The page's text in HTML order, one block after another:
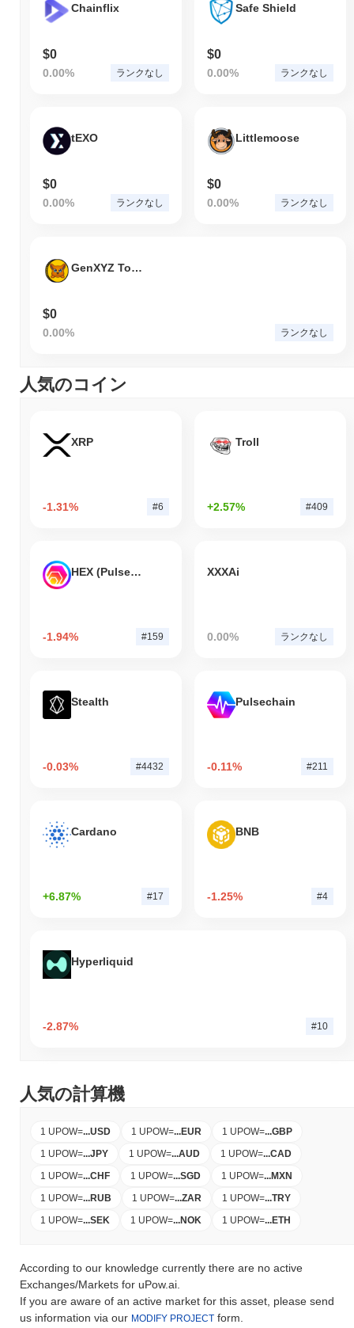
Chainflix
$0
0.00% ランクなし
Safe Shield
$0
0.00% ランクなし
tEXO
$0
0.00% ランクなし
Littlemoose
$0
0.00% ランクなし
GenXYZ Token
$0
0.00% ランクなし
人気のコイン
XRP
-1.31% #6
Troll
+2.57% #409
HEX (Pulsechain)
-1.94% #159
XXXAi
0.00% ランクなし
Stealth
-0.03% #4432
Pulsechain
-0.11% #211
Cardano
+6.87% #17
BNB
-1.25% #4
Hyperliquid
-2.87% #10
人気の計算機
1 UPOW=...USD 1 UPOW=...EUR 1 UPOW=...GBP
1 UPOW=...JPY 1 UPOW=...AUD 1 UPOW=...CAD
1 UPOW=...CHF 1 UPOW=...SGD 1 UPOW=...MXN
1 UPOW=...RUB 1 UPOW=...ZAR 1 UPOW=...TRY
1 UPOW=...SEK 1 UPOW=...NOK 1 UPOW=...ETH
According to our knowledge currently there are no active
Exchanges/Markets for uPow.ai.
If you are aware of an active market for this asset, please send
us information via our MODIFY PROJECT form.